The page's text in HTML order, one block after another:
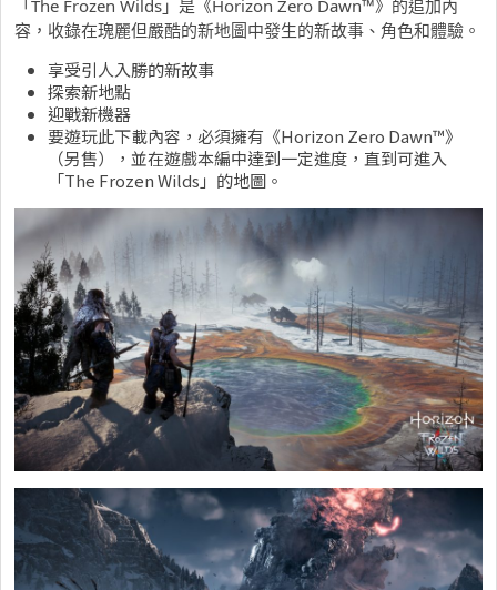
「The Frozen Wilds」是《Horizon Zero Dawn™》的追加內
容，收錄在瑰麗但嚴酷的新地圖中發生的新故事、角色和體驗。
享受引人入勝的新故事
探索新地點
迎戰新機器
要遊玩此下載內容，必須擁有《Horizon Zero Dawn™》
（另售），並在遊戲本編中達到一定進度，直到可進入
「The Frozen Wilds」的地圖。